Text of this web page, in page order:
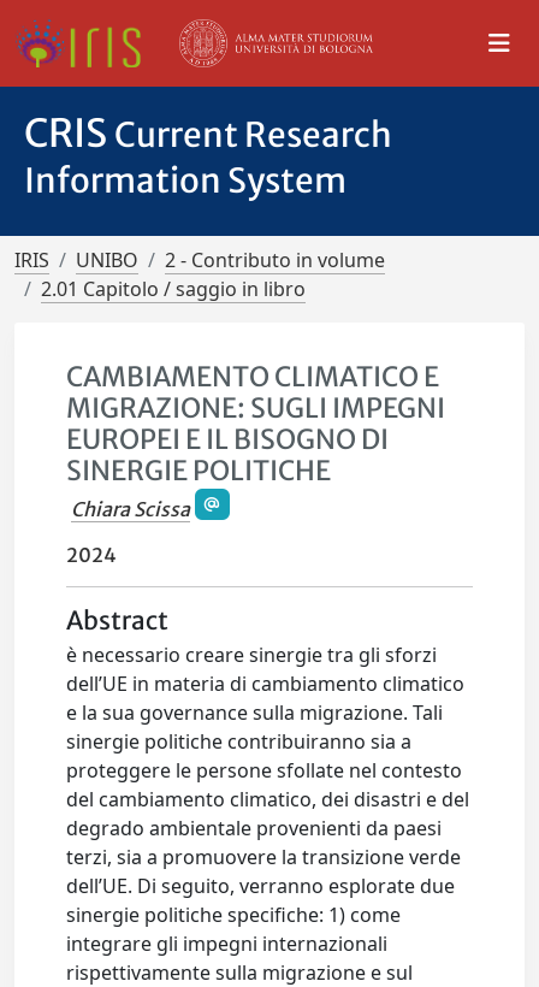
CRIS Current Research
Information System
IRIS UNIBO
2 - Contributo in volume
2.01 Capitolo / saggio in libro
CAMBIAMENTO CLIMATICO E
MIGRAZIONE: SUGLI IMPEGNI
EUROPEI E IL BISOGNO DI
SINERGIE POLITICHE
Chiara Scissa
2024
Abstract
è necessario creare sinergie tra gli sforzi
dell’UE in materia di cambiamento climatico
e la sua governance sulla migrazione. Tali
sinergie politiche contribuiranno sia a
proteggere le persone sfollate nel contesto
del cambiamento climatico, dei disastri e del
degrado ambientale provenienti da paesi
terzi, sia a promuovere la transizione verde
dell’UE. Di seguito, verranno esplorate due
sinergie politiche specifiche: 1) come
integrare gli impegni internazionali
rispettivamente sulla migrazione e sul